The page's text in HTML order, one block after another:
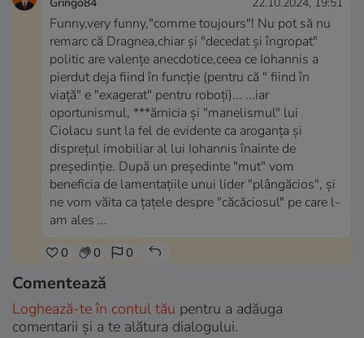
Gringo84 22.10.2024, 19:51
Funny,very funny,"comme toujours"! Nu pot să nu
remarc că Dragnea,chiar și "decedat și îngropat"
politic are valențe anecdotice,ceea ce Iohannis a
pierdut deja fiind în funcție (pentru că " fiind în
viață" e "exagerat" pentru roboți)... ...iar
oportunismul, ***ărnicia și "manelismul" lui
Ciolacu sunt la fel de evidente ca aroganța și
disprețul imobiliar al lui Iohannis înainte de
președinție. După un președinte "mut" vom
beneficia de lamentațiile unui lider "plângăcios", și
ne vom văita ca țațele despre "căcăciosul" pe care l-
am ales ...
0 0 0
Comentează
Loghează-te în contul tău pentru a adăuga
comentarii și a te alătura dialogului.